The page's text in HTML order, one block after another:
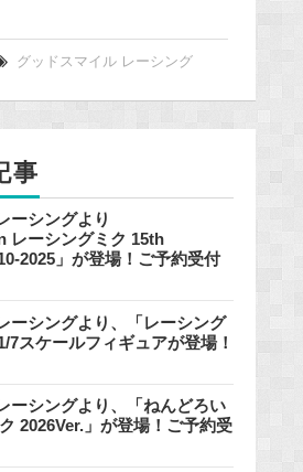
グッドスマイル レーシング
事
ーシングより
レーシングミク 15th
2025」が登場！ご予約受付
ーシングより、「レーシング
7スケールフィギュアが登場！
ーシングより、「ねんどろい
2026Ver.」が登場！ご予約受